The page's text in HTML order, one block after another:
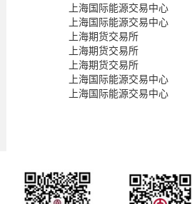
上海国际能源交易中心
上海国际能源交易中心
上海期货交易所
上海期货交易所
上海期货交易所
上海国际能源交易中心
上海国际能源交易中心